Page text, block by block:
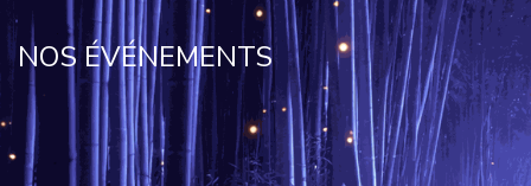
NOS ÉVÉNEMENTS